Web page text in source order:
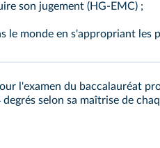
son jugement (HG-EMC) ;
le monde en s'appropriant les
l'examen du baccalauréat
selon sa maîtrise de